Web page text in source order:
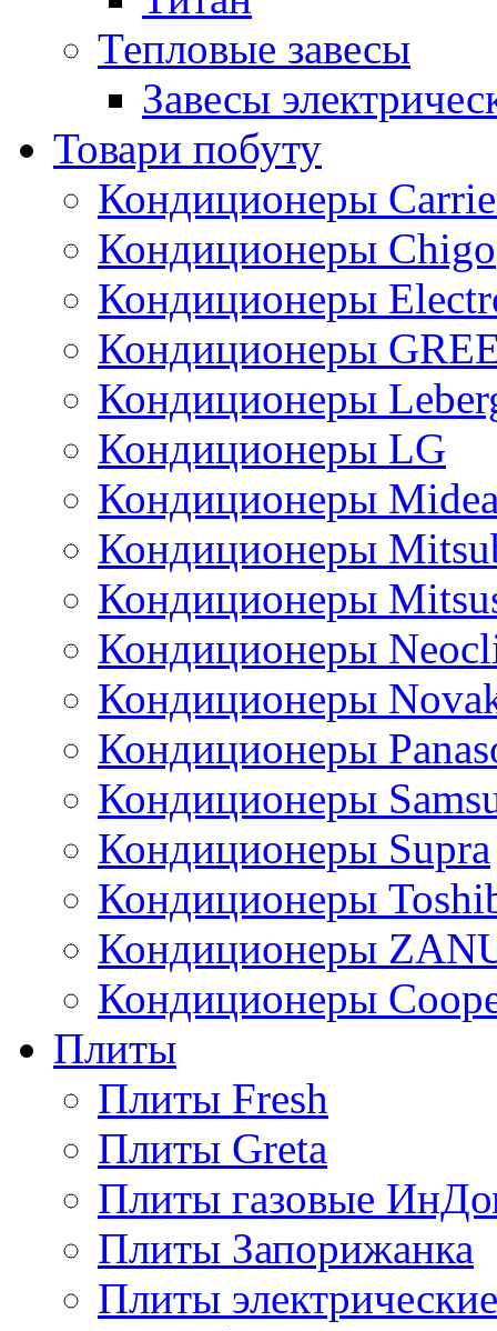
Тепловые завесы
Завесы
Товари побуту
Кондиционеры
Кондиционеры Chigo
Кондиционеры
Кондиционеры
Кондиционеры
Кондиционеры LG
Кондиционеры
Кондиционеры
Кондиционеры
Кондиционеры
Кондиционеры
Кондиционеры
Кондиционеры
Кондиционеры Supra
Кондиционеры
Кондиционеры
Кондиционеры
Плиты
Плиты Fresh
Плиты Greta
Плиты газовые
Плиты Запорижанка
Плиты